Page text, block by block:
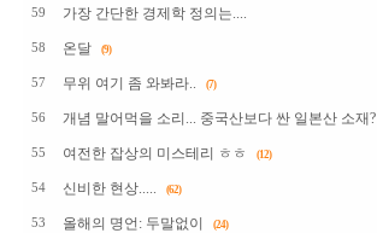
59 가장 간단한 경제학 정의는....
58 온달 (9)
57 무위 여기 좀 와봐라.. (7)
56 개념 말어먹을 소리... 중국산보다 싼 일본산 소재?
55 여전한 잡상의 미스테리 ㅎㅎ (12)
54 신비한 현상..... (62)
53 올해의 명언: 두말없이 (24)